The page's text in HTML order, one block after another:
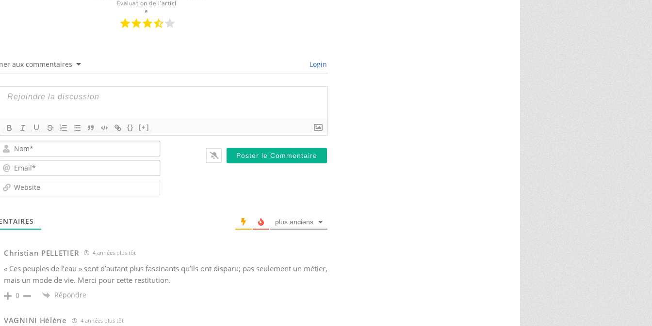
Évaluation de l'articl
e
aux commentaires Login
{} [+]
plus anciens
Christian PELLETIER 4 années plus tôt
« Ces peuples de l’eau » sont d’autant plus fascinants qu’ils ont disparu; pas seulement un métier,
mais un mode de vie. Merci pour cette restitution.
0 Répondre
VAGNINI Hélène 4 années plus tôt